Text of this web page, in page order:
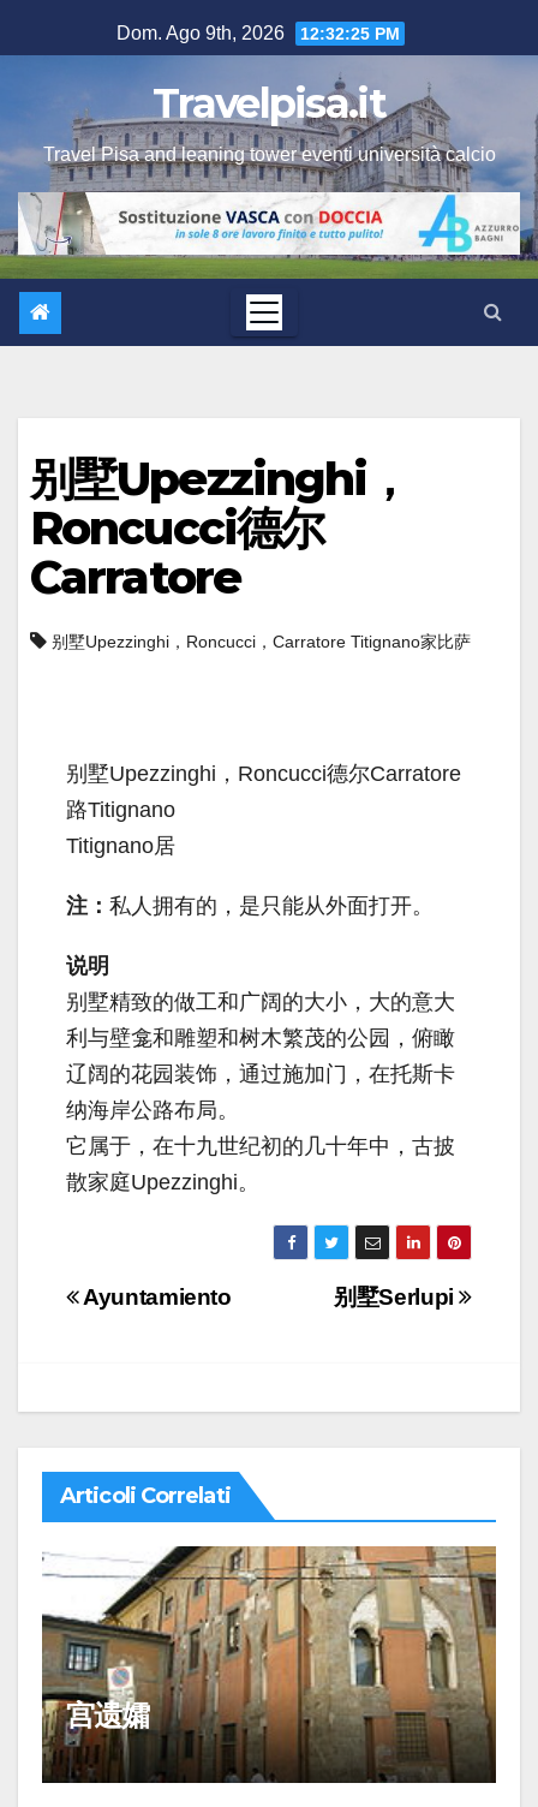
al
Dom. Ago 9th, 2026 12:32:25 PM
Travelpisa.it
Travel Pisa and leaning tower eventi università calcio
别墅Upezzinghi，
Roncucci德尔
Carratore
别墅Upezzinghi，Roncucci，Carratore Titignano家比萨
别墅Upezzinghi，Roncucci德尔Carratore
路Titignano
Titignano居
注： 私人拥有的，是只能从外面打开。
说明
别墅精致的做工和广阔的大小，大的意大
利与壁龛和雕塑和树木繁茂的公园，俯瞰
辽阔的花园装饰，通过施加门，在托斯卡
纳海岸公路布局。
它属于，在十九世纪初的几十年中，古披
散家庭Upezzinghi。
Navigazione
别墅Serlupi
Ayuntamiento
Articoli Correlati
宫遗孀